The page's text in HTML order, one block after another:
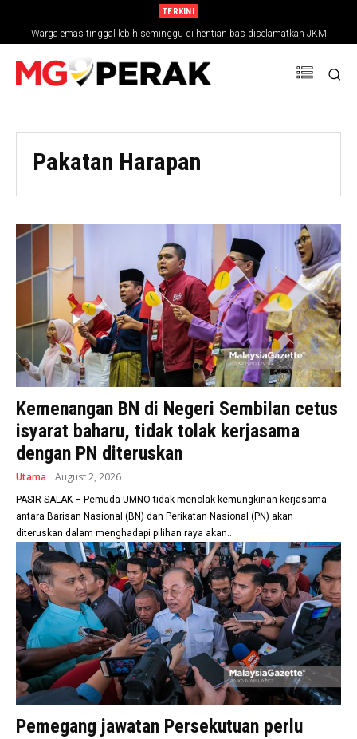
TERKINI
Warga emas tinggal lebih seminggu di hentian bas diselamatkan JKM
MGPerak: Ipoh Berpotensi Besar Sebagai Destinasi Gastronomi
Pakatan Harapan
Kemenangan BN di Negeri Sembilan cetus
isyarat baharu, tidak tolak kerjasama
dengan PN diteruskan
Utama August 2, 2026
PASIR SALAK – Pemuda UMNO tidak menolak kemungkinan kerjasama
antara Barisan Nasional (BN) dan Perikatan Nasional (PN) akan
diteruskan dalam menghadapi pilihan raya akan...
Pemegang jawatan Persekutuan perlu